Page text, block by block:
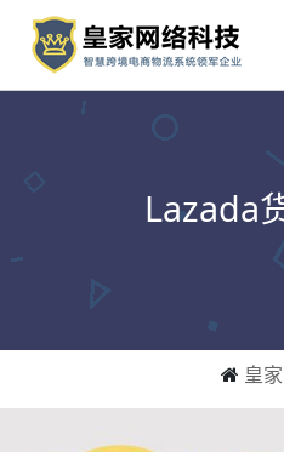
Lazada
皇